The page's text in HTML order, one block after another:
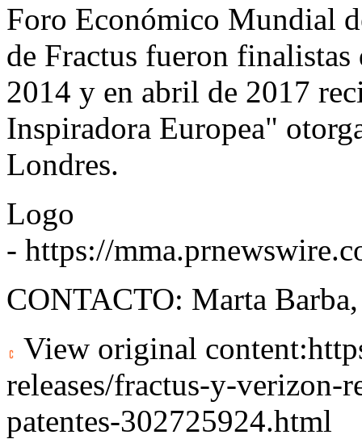
Foro Económico Mundial
de Fractus fueron
2014 y en abril de 2017
Inspiradora Europea"
Londres.
Logo
- https://
CONTACTO: Marta
View original content:
releases/fractus-y-
patentes-302725924.html